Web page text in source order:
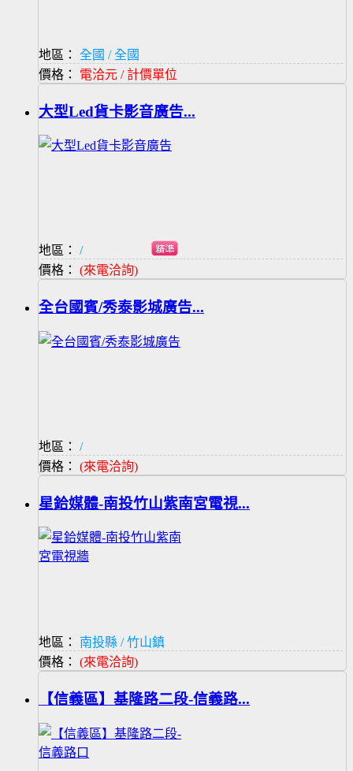
地區：
全國 / 全國
價格： 電洽元 / 計價單位
大型Led貨卡影音廣告...
地區：
/
價格： (來電洽詢)
全台國賓/秀泰影城廣告...
地區：
/
價格： (來電洽詢)
星鉿媒體-南投竹山紫南宮電視...
地區：
南投縣 / 竹山鎮
價格： (來電洽詢)
【信義區】基隆路二段-信義路...